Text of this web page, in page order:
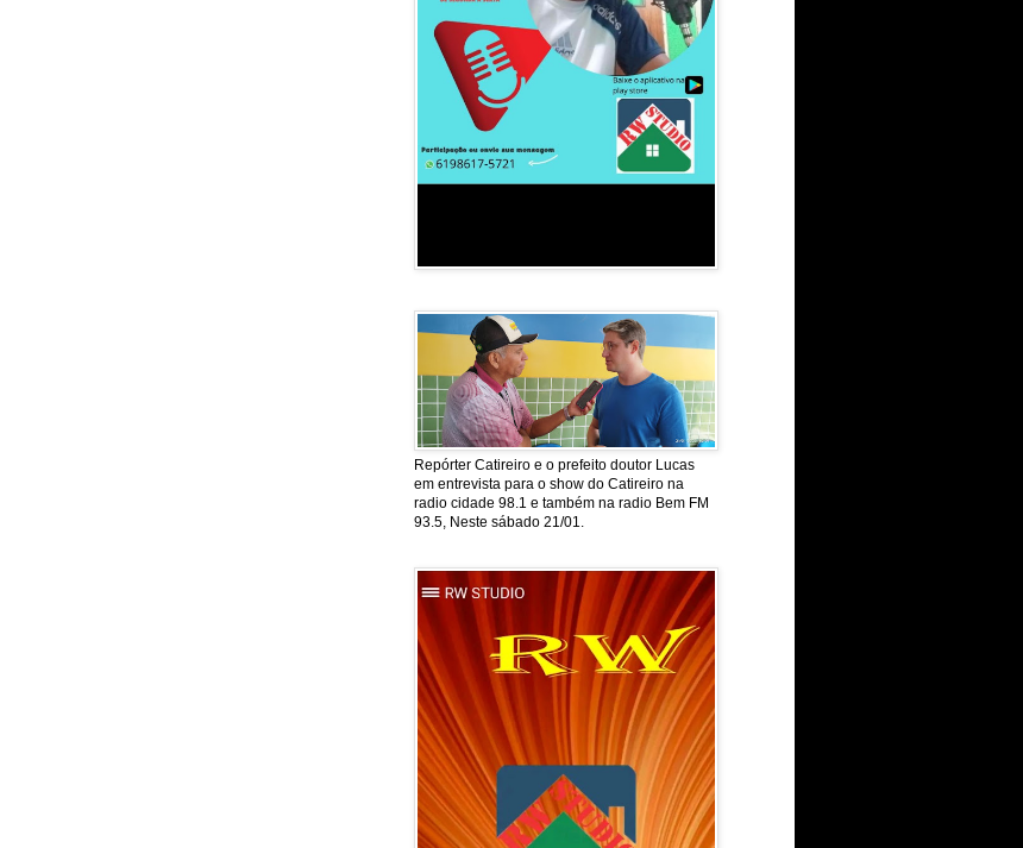
Repórter Catireiro e o prefeito doutor Lucas
em entrevista para o show do Catireiro na
radio cidade 98.1 e também na radio Bem FM
93.5, Neste sábado 21/01.